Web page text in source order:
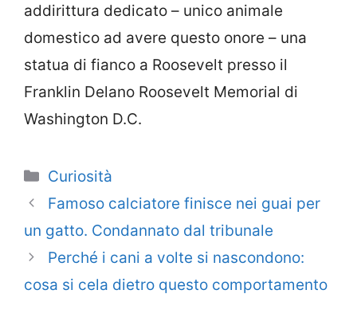
addirittura dedicato – unico animale
domestico ad avere questo onore – una
statua di fianco a Roosevelt presso il
Franklin Delano Roosevelt Memorial di
Washington D.C.
Categorie
Curiosità
Famoso calciatore finisce nei guai per
un gatto. Condannato dal tribunale
Perché i cani a volte si nascondono:
cosa si cela dietro questo comportamento